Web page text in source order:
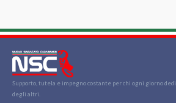
Supporto, tutela e impegno costante per chi ogni giorno
degli altri.